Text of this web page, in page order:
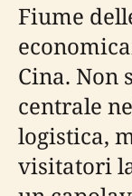
Fiume
Cina. Non
centrale
logistica,
visitatori